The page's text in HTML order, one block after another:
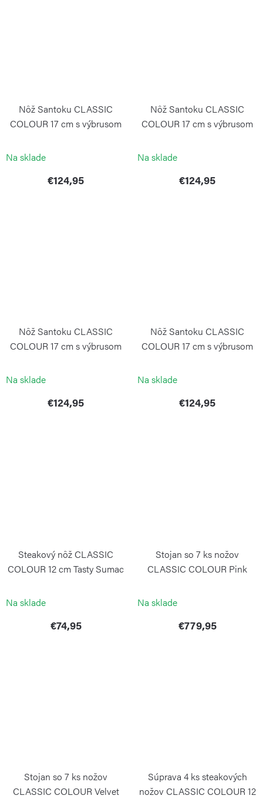
Nôž Santoku CLASSIC
COLOUR 17 cm s výbrusom
Na sklade
€124,95
Nôž Santoku CLASSIC
COLOUR 17 cm s výbrusom
Na sklade
€124,95
Nôž Santoku CLASSIC
COLOUR 17 cm s výbrusom
Na sklade
€124,95
Nôž Santoku CLASSIC
COLOUR 17 cm s výbrusom
Na sklade
€124,95
Steakový nôž CLASSIC
COLOUR 12 cm Tasty Sumac
Na sklade
€74,95
Stojan so 7 ks nožov
CLASSIC COLOUR Pink
Na sklade
€779,95
Stojan so 7 ks nožov
CLASSIC COLOUR Velvet
Súprava 4 ks steakových
nožov CLASSIC COLOUR 12